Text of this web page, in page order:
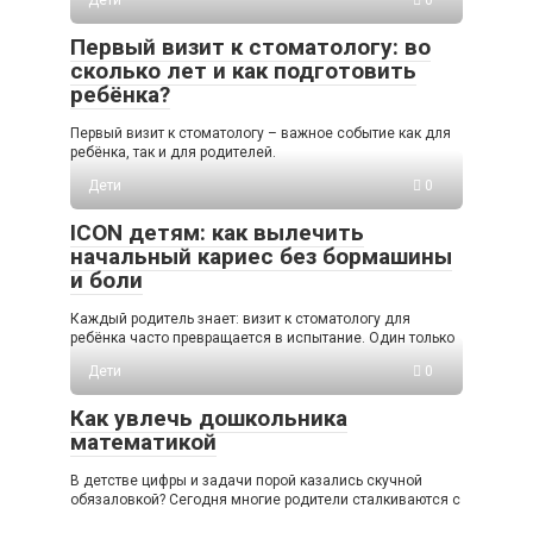
Первый визит к стоматологу: во
сколько лет и как подготовить
ребёнка?
Первый визит к стоматологу – важное событие как для
ребёнка, так и для родителей.
Дети
0
ICON детям: как вылечить
начальный кариес без бормашины
и боли
Каждый родитель знает: визит к стоматологу для
ребёнка часто превращается в испытание. Один только
Дети
0
Как увлечь дошкольника
математикой
В детстве цифры и задачи порой казались скучной
обязаловкой? Сегодня многие родители сталкиваются с